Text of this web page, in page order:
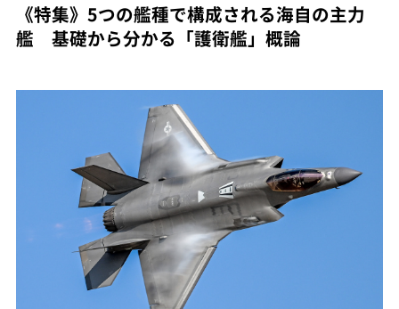
《特集》5つの艦種で構成される海自の主力
艦 基礎から分かる「護衛艦」概論